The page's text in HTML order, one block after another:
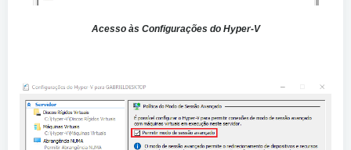
Acesso às Configurações do Hyper-V